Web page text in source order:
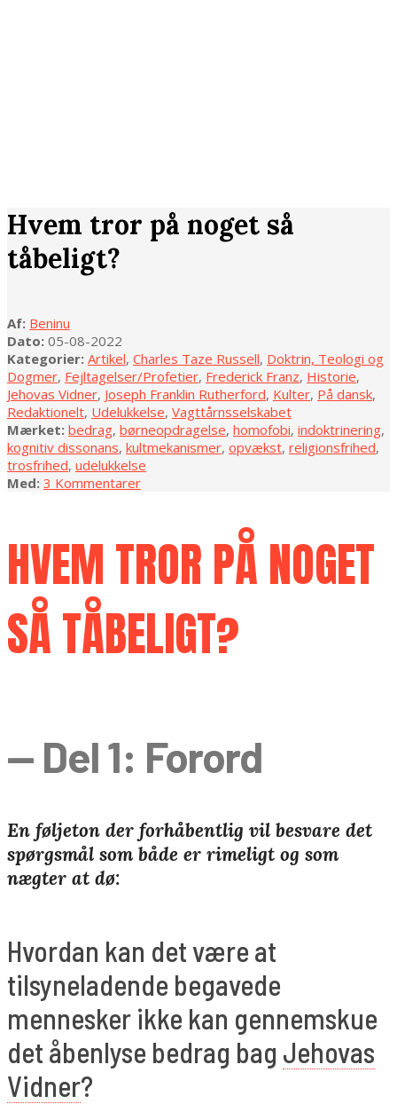
Hvem tror på noget så
tåbeligt?
Af: Beninu
Dato: 05-08-2022
Kategorier: Artikel, Charles Taze Russell, Doktrin, Teologi og
Dogmer, Fejltagelser/Profetier, Frederick Franz, Historie,
Jehovas Vidner, Joseph Franklin Rutherford, Kulter, På dansk,
Redaktionelt, Udelukkelse, Vagttårnsselskabet
Mærket: bedrag, børneopdragelse, homofobi, indoktrinering,
kognitiv dissonans, kultmekanismer, opvækst, religionsfrihed,
trosfrihed, udelukkelse
Med: 3 Kommentarer
HVEM TROR PÅ NOGET
SÅ TÅBELIGT?
— Del 1: Forord
En føljeton der forhåbentlig vil besvare det
spørgsmål som både er rimeligt og som
nægter at dø:
Hvordan kan det være at
tilsyneladende begavede
mennesker ikke kan gennemskue
det åbenlyse bedrag bag Jehovas
Vidner?